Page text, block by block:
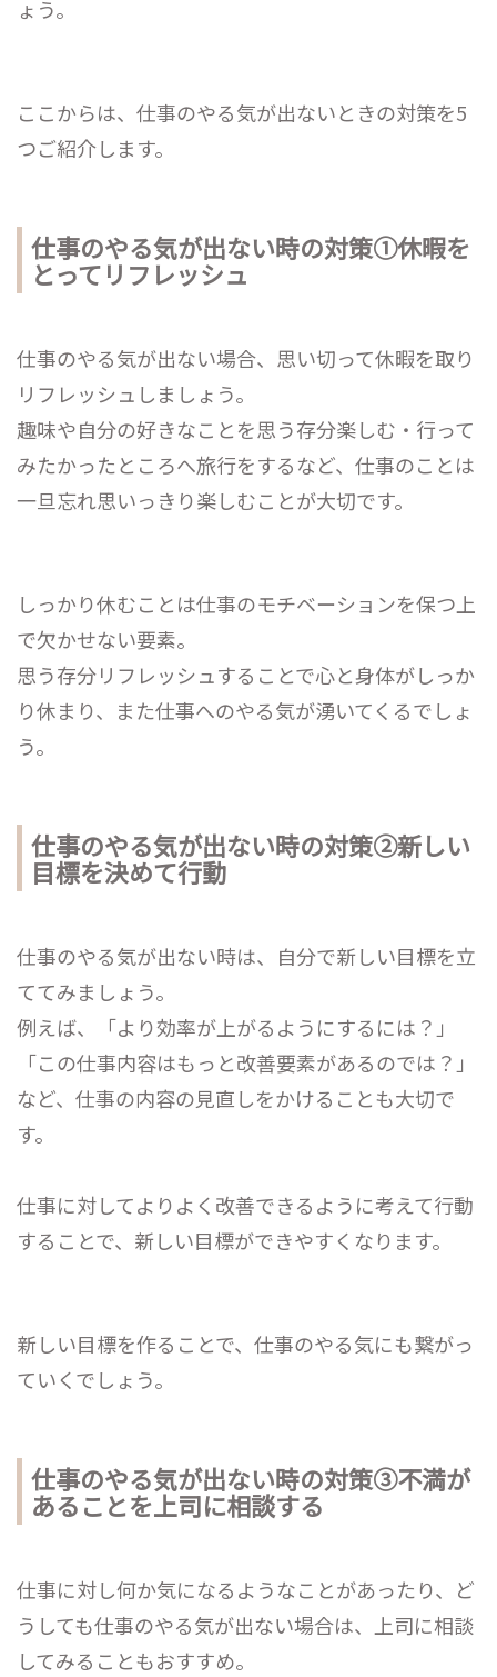
ょう。
ここからは、仕事のやる気が出ないときの対策を5
つご紹介します。
仕事のやる気が出ない時の対策①休暇を
とってリフレッシュ
仕事のやる気が出ない場合、思い切って休暇を取り
リフレッシュしましょう。
趣味や自分の好きなことを思う存分楽しむ・行って
みたかったところへ旅行をするなど、仕事のことは
一旦忘れ思いっきり楽しむことが大切です。
しっかり休むことは仕事のモチベーションを保つ上
で欠かせない要素。
思う存分リフレッシュすることで心と身体がしっか
り休まり、また仕事へのやる気が湧いてくるでしょ
う。
仕事のやる気が出ない時の対策②新しい
目標を決めて行動
仕事のやる気が出ない時は、自分で新しい目標を立
ててみましょう。
例えば、「より効率が上がるようにするには？」
「この仕事内容はもっと改善要素があるのでは？」
など、仕事の内容の見直しをかけることも大切で
す。
仕事に対してよりよく改善できるように考えて行動
することで、新しい目標ができやすくなります。
新しい目標を作ることで、仕事のやる気にも繋がっ
ていくでしょう。
仕事のやる気が出ない時の対策③不満が
あることを上司に相談する
仕事に対し何か気になるようなことがあったり、ど
うしても仕事のやる気が出ない場合は、上司に相談
してみることもおすすめ。